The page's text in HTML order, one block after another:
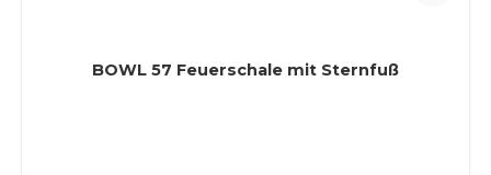
BOWL 57 Feuerschale mit Sternfuß